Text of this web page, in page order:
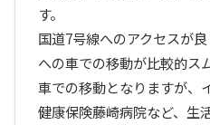
す。
国道7号線へのアクセスが
への車での移動が比較的ス
車での移動となりますが、
健康保険藤崎病院など、生